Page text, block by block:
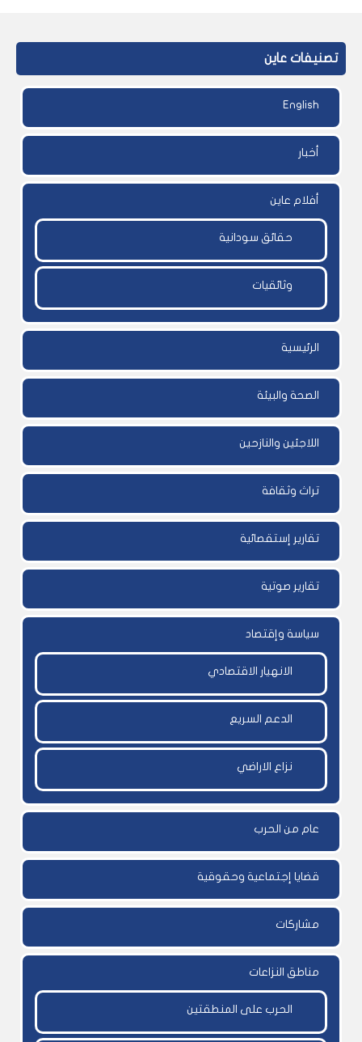
تصنيفات عاين
English
أخبار
أفلام عاين
حقائق سودانية
وثائقيات
الرئيسية
الصحة والبيئة
اللاجئين والنازحين
تراث وثقافة
تقارير إستقصائية
تقارير صوتية
سياسة وإقتصاد
الانهيار الاقتصادي
الدعم السريع
نزاع الاراضي
عام من الحرب
قضايا إجتماعية وحقوقية
مشاركات
مناطق النزاعات
الحرب على المنطقتين